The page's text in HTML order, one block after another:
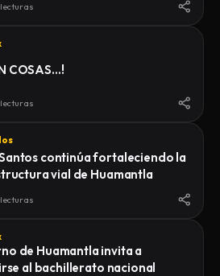
COSAS…!
continúa fortaleciendo la
vial de Huamantla
de Huamantla invita a
al bachillerato nacional